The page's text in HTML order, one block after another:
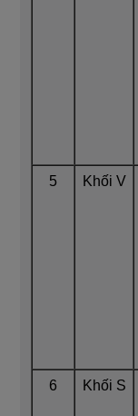
5 Khối V
6 Khối S